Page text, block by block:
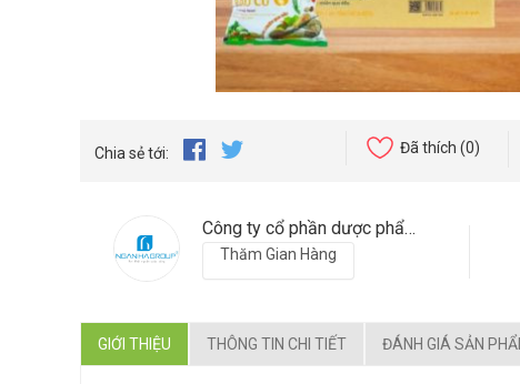
Chia sẻ tới: Đã thích (0)
Công ty cổ phần dược phẩm Ngân Hà Pharma
Thăm Gian Hàng
GIỚI THIỆU THÔNG TIN CHI TIẾT ĐÁNH GIÁ SẢN